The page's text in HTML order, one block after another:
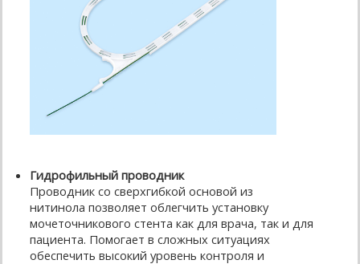
Гидрофильный проводник
Проводник со сверхгибкой основой из
нитинола позволяет облегчить установку
мочеточникового стента как для врача, так и для
пациента. Помогает в сложных ситуациях
обеспечить высокий уровень контроля и